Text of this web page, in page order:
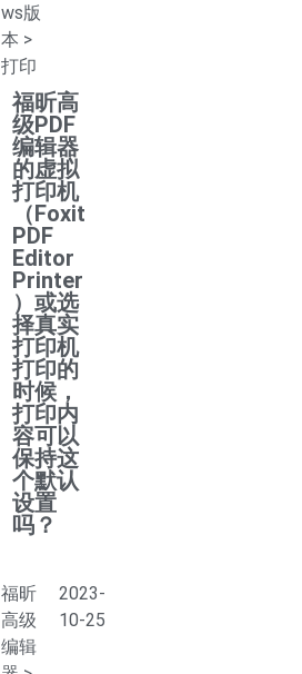
ws版
本 >
打印
福昕高
级PDF
编辑器
的虚拟
打印机
（Foxit
PDF
Editor
Printer
）或选
择真实
打印机
打印的
时候，
打印内
容可以
保持这
个默认
设置
吗？
福昕
高级
编辑
2023-
10-25